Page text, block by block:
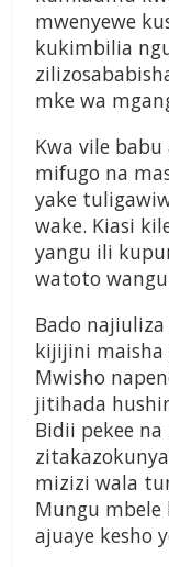
mwenyewe
kukimbilia
mke wa
Kwa vile
mifugo na
yake
wake. Kiasi
yangu ili
watoto
Bado
kijijini maisha
Mwisho
jitihada
Bidii pekee
mizizi wala
Mungu
ajuaye kesho